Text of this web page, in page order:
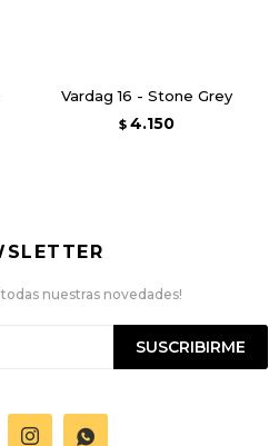
Vardag 16 - Stone Grey
$ 4.150
 
todas nuestras novedades!
SUSCRIBIRME